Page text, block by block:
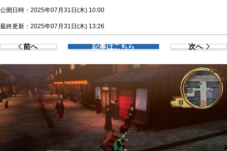
公開日時：2025年07月31日(木) 10:00
最終更新：2025年07月31日(木) 13:26
前へ 記事はこちら 次へ